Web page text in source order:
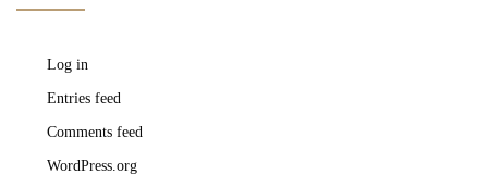
Log in
Entries feed
Comments feed
WordPress.org